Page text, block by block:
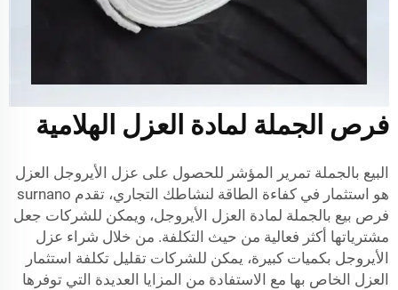
فرص الجملة لمادة العزل الهلامية
البيع بالجملة تمرير المؤشر للحصول على عزل الأيروجل العزل
هو استثمار في كفاءة الطاقة لنشاطك التجاري، تقدم surnano
فرص بيع بالجملة لمادة العزل الأيروجل، ويمكن للشركات جعل
مشترياتها أكثر فعالية من حيث التكلفة. من خلال شراء عزل
الأيروجل بكميات كبيرة، يمكن للشركات تقليل تكلفة استثمار
العزل الخاص بها مع الاستفادة من المزايا العديدة التي توفرها